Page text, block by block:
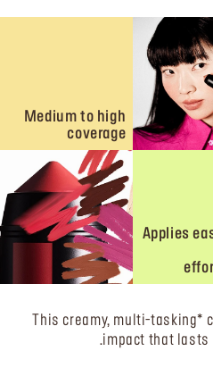
Medium to high
coverage
Applies
This creamy, multi-tasking*
impact that lasts